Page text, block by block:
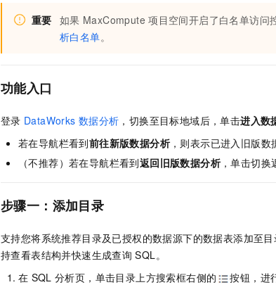
重要 如果 MaxCompute 项目空间开启了白名单访问
析白名单。
功能入口
登录 DataWorks 数据分析 ，切换至目标地域后，单击进入数
若在导航栏看到前往新版数据分析，则表示已进入旧版数
（不推荐）若在导航栏看到返回旧版数据分析，单击切换
步骤一：添加目录
支持您将系统推荐目录及已授权的数据源下的数据表添加至
持查看表结构并快速生成查询 SQL。
在 SQL 分析页，单击目录上方搜索框右侧的
按钮，进